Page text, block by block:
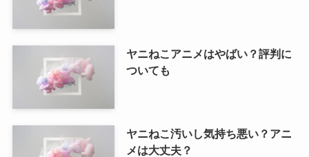
ヤニねこアニメはやばい？評判に
ついても
ヤニねこ汚いし気持ち悪い？アニ
メは大丈夫？